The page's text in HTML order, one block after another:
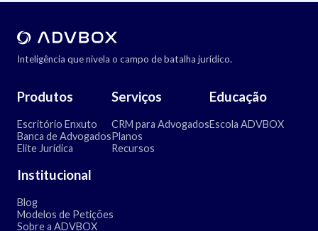
Inteligência que nivela o campo de batalha jurídico.
Produtos
Escritório Enxuto
Banca de Advogados
Elite Jurídica
Serviços
CRM para Advogados
Planos
Recursos
Educação
Escola ADVBOX
Institucional
Blog
Modelos de Petições
Sobre a ADVBOX